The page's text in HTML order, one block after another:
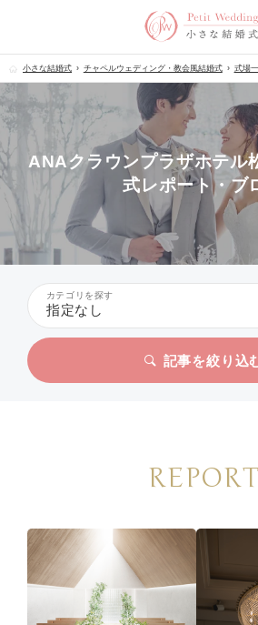
小さな結婚式 チャペルウェディング・教会風結婚式 式場
ANAクラウンプラザホテル
式レポート・ブ
カテゴリを探す
指定なし
記事を絞り込
REPORT